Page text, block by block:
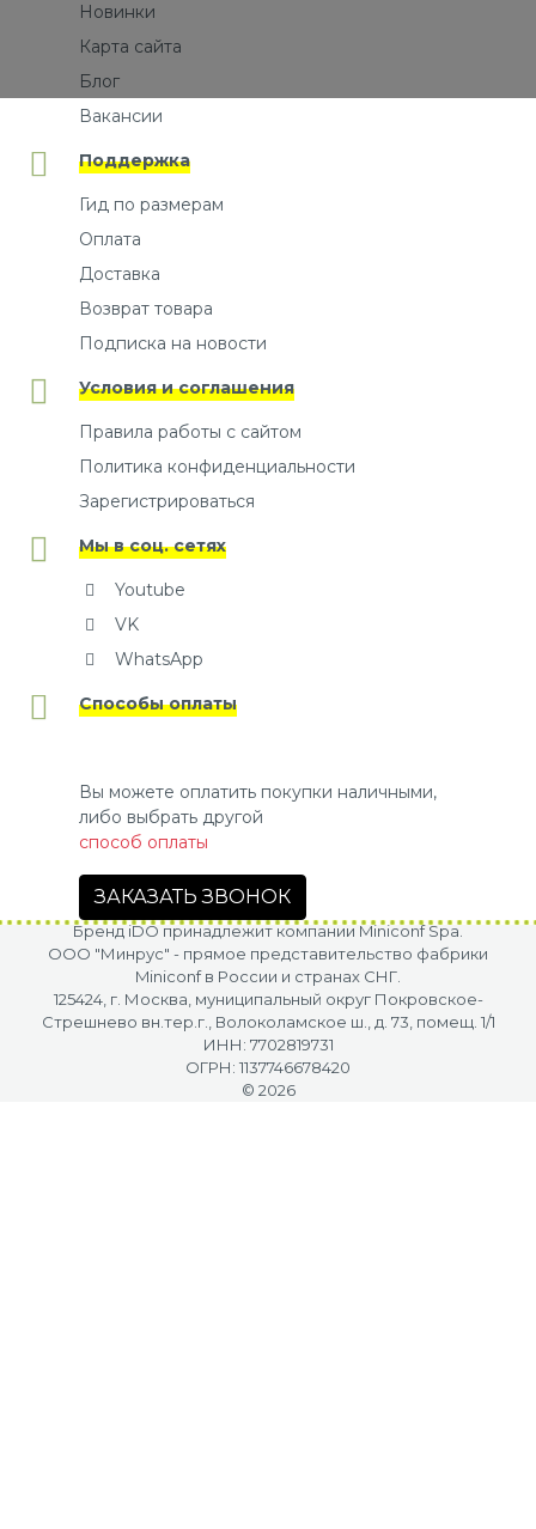
Новинки
Карта сайта
Блог
Вакансии
Поддержка
Гид по размерам
Оплата
Доставка
Возврат товара
Подписка на новости
Условия и соглашения
Правила работы с сайтом
Политика конфиденциальности
Зарегистрироваться
Мы в соц. сетях
Youtube
VK
WhatsApp
Способы оплаты
Вы можете оплатить покупки наличными,
либо выбрать другой
способ оплаты
ЗАКАЗАТЬ ЗВОНОК
Бренд iDO принадлежит компании Miniconf Spa.
OOO "Минрус" - прямое представительство фабрики
Miniconf в России и странах СНГ.
125424, г. Москва, муниципальный округ Покровское-
Стрешнево вн.тер.г., Волоколамское ш., д. 73, помещ. 1/1
ИНН: 7702819731
ОГРН: 1137746678420
© 2026